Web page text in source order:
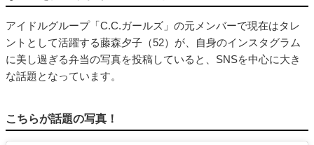
アイドルグループ「C.C.ガールズ」の元メンバーで現在はタレ
ントとして活躍する藤森夕子（52）が、自身のインスタグラム
に美し過ぎる弁当の写真を投稿していると、SNSを中心に大き
な話題となっています。
こちらが話題の写真！